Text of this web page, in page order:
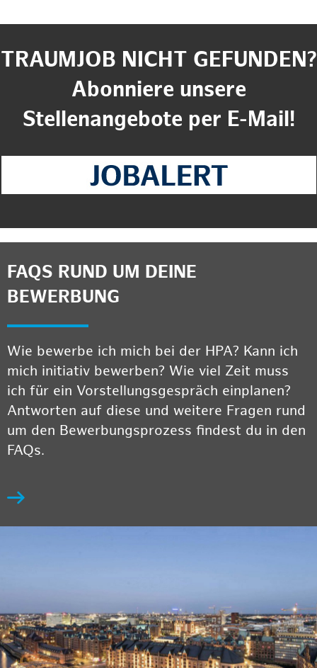
TRAUMJOB NICHT GEFUNDEN?
Abonniere unsere
Stellenangebote per E-Mail!
FAQS RUND UM DEINE
BEWERBUNG
Wie bewerbe ich mich bei der HPA? Kann ich
mich initiativ bewerben? Wie viel Zeit muss
ich für ein Vorstellungsgespräch einplanen?
Antworten auf diese und weitere Fragen rund
um den Bewerbungsprozess findest du in den
FAQs.